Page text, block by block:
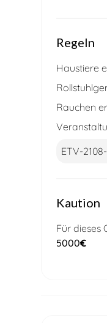
Regeln
Haustiere
Rauchen
ETV-
Kaution
Für dieses
5000€